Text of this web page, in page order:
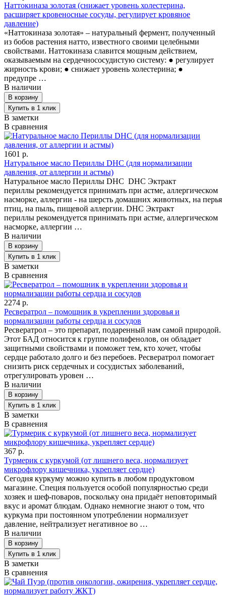
Наттокиназа золотая (снижает уровень холестерина,
расширяет кровеносные сосуды, регулирует кровяное
давление)
«Наттокиназа золотая» – натуральный фермент, полученный
из бобов растения натто, известного своими целебными
свойствами. Наттокиназа славится мощным действием,
оказываемым на сердечнососудистую систему: ● регулирует
жирность крови; ● снижает уровень холестерина; ●
предупре …
В наличии
В заметки
В сравнения
1601 р.
Натуральное масло Периллы DHC (для нормализации
давления, от аллергии и астмы)
Натуральное масло Периллы DHC DHC Эктракт
периллы рекомендуется принимать при астме, аллергическом
насморке, аллергии - на шерсть домашних животных, на перья
птиц, на пыль, пищевой аллергии. DHC Эктракт
периллы рекомендуется принимать при астме, аллергическом
насморке, аллергии …
В наличии
В заметки
В сравнения
2274 р.
Ресвератрол – помощник в укреплении здоровья и
нормализации работы сердца и сосудов
Ресвератрол – это препарат, подаренный нам самой природой.
Этот БАД относится к группе полифенолов, он обладает
защитными свойствами и поможет тем, кто хочет, чтобы
сердце работало долго и без перебоев. Ресвератрол помогает
снизить риск сердечных и сосудистых заболеваний,
отрегулировать уровен …
В наличии
В заметки
В сравнения
367 р.
Турмерик с куркумой (от лишнего веса, нормализует
микрофлору кишечника, укрепляет сердце)
Сегодня куркуму можно купить в любом продуктовом
магазине. Специя пользуется особой популярностью среди
хозяек и шеф-поваров, поскольку она придаёт неповторимый
вкус и аромат блюдам. Однако немногие знают о том, что
куркума при постоянном употреблении нормализует
давление, нейтрализует негативное во …
В наличии
В заметки
В сравнения